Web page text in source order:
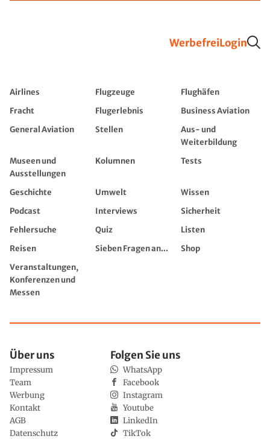
WerbefreiLogin
Airlines Flugzeuge
Flughäfen
Fracht
Flugerlebnis
Business Aviation
General Aviation
Stellen
Aus- und
Weiterbildung
Museen und
Ausstellungen
Kolumnen Tests
Geschichte Umwelt
Wissen
Podcast
Interviews
Sicherheit
Fehlersuche
Quiz
Listen
Reisen
Sieben Fragen an...
Shop
Veranstaltungen,
Konferenzen und
Messen
Über uns
Impressum
Team
Werbung
Kontakt
AGB
Datenschutz
Folgen Sie uns
WhatsApp
Facebook
Instagram
Youtube
LinkedIn
TikTok